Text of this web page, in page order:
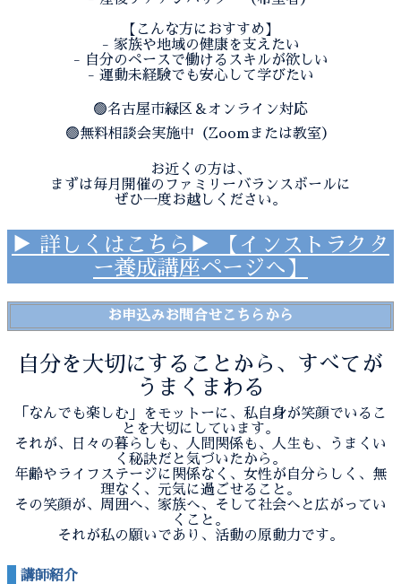
【こんな方におすすめ】
- 家族や地域の健康を支えたい
- 自分のペースで働けるスキルが欲しい
- 運動未経験でも安心して学びたい
🟢名古屋市緑区＆オンライン対応
🟢無料相談会実施中（Zoomまたは教室）
お近くの方は、
まずは毎月開催のファミリーバランスボールに
ぜひ一度お越しください。
▶ 詳しくはこちら▶ 【インストラクタ
ー養成講座ページへ】
お申込みお問合せこちらから
自分を大切にすることから、すべてが
うまくまわる
「なんでも楽しむ」をモットーに、私自身が笑顔でいるこ
とを大切にしています。
それが、日々の暮らしも、人間関係も、人生も、うまくい
く秘訣だと気づいたから。
年齢やライフステージに関係なく、女性が自分らしく、無
理なく、元気に過ごせること。
その笑顔が、周囲へ、家族へ、そして社会へと広がってい
くこと。
それが私の願いであり、活動の原動力です。
講師紹介